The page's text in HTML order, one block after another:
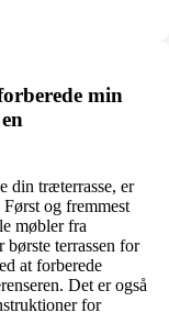
min
din træterrasse, er
og fremmest
møbler fra
børste terrassen for
at forberede
Det er også
for